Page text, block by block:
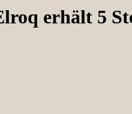
erhält 5